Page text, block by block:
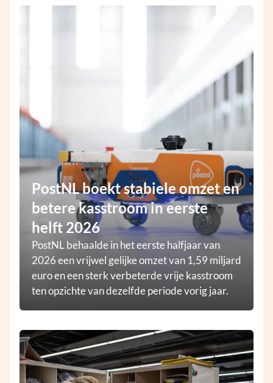
PostNL boekt stabiele omzet en
betere kasstroom in eerste
helft 2026
PostNL behaalde in het eerste halfjaar van
2026 een vrijwel gelijke omzet van 1,59 miljard
euro en een sterk verbeterde vrije kasstroom
ten opzichte van dezelfde periode vorig jaar.